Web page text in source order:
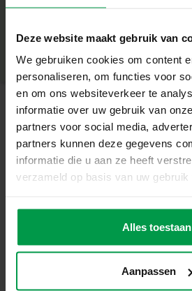
Deze website maakt gebruik van
We gebruiken cookies om content
personaliseren, om functies voor
en om ons websiteverkeer te
informatie over uw gebruik van
partners voor social media,
partners kunnen deze gegevens
informatie die u aan ze heeft
verzameld op basis van uw
Alles toestaan
Aanpassen
Stimuleert creatief denken
Ontwikkelt fijne motoriek en hand-
Geschikt vanaf 3 jaar
Hoe werkt het?
Kies een kleur, steek de pinnen in
eigen patronen of figuren. Klaar
Verwijder de pinnen eenvoudig en
blijft het spel altijd leuk en
Inhoud van de set:
100 gekleurde pinnen (in 4 kleuren)
Waarom kiezen voor SES Creative?
SES Creative maakt hoogwaardig,
Productnummer
14046
Deel dit product
Gerelateerde
Vingerverf
kleuren x